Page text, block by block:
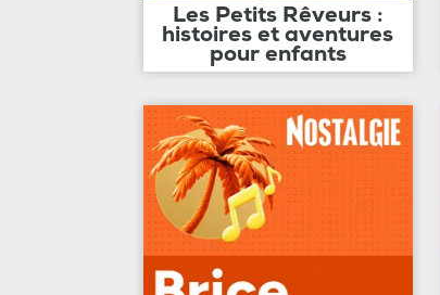
Les Petits Rêveurs :
histoires et aventures
pour enfants